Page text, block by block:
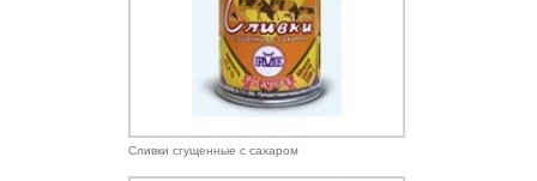
Cливки сгущенные с сахаром